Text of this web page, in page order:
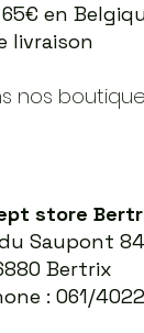
en
livraison
store
Saupont
Bertrix
: 061/